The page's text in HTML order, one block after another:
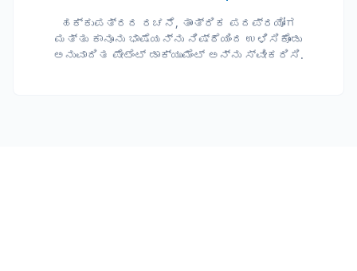
ಹಕ್ಕುಪತ್ರದ ರಚನೆ, ತಾಂತ್ರಿಕ ಪದಪ್ರಯೋಗ
ಮತ್ತು ಕಾನೂನು ಭಾಷೆಯನ್ನು ನಿಷ್ಠೆಯಿಂದ ಉಳಿಸಿಕೊಂಡು
ಅನುವಾದಿತ ಪೇಟೆಂಟ್ ಡಾಕ್ಯುಮೆಂಟ್ ಅನ್ನು ಸ್ವೀಕರಿಸಿ.